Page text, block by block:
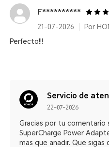
F**********
21-07-2026
Perfecto!!!
Servicio de
22-07-2026
Gracias por tu comentario
SuperCharge Power
mas que anadir. Que sigas